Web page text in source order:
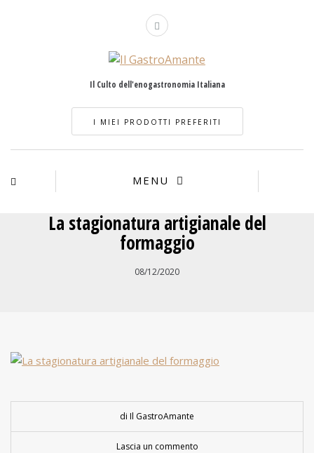
Il Culto dell'enogastronomia Italiana
I MIEI PRODOTTI PREFERITI
MENU
La stagionatura artigianale del
formaggio
08/12/2020
di Il GastroAmante
Lascia un commento